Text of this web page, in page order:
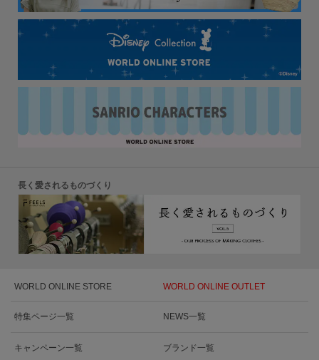
長く愛されるものづくり
WORLD ONLINE STORE WORLD ONLINE OUTLET
特集ページ一覧 NEWS一覧
キャンペーン一覧 ブランド一覧